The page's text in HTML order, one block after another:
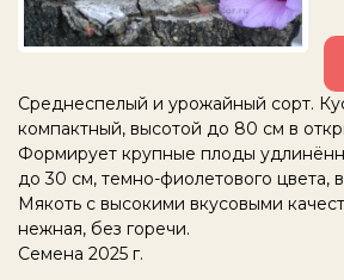
Среднеспелый и урожайный сорт.
компактный, высотой до 80 см в
Формирует крупные плоды
до 30 см, темно-фиолетового цвета,
Мякоть с высокими вкусовыми
нежная, без горечи.
Семена 2025 г.